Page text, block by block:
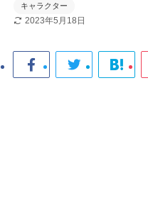
キャラクター
2023年5月18日